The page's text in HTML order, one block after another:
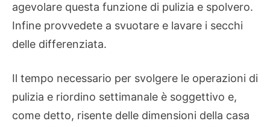
agevolare questa funzione di pulizia e spolvero.
Infine provvedete a svuotare e lavare i secchi
delle differenziata.
Il tempo necessario per svolgere le operazioni di
pulizia e riordino settimanale è soggettivo e,
come detto, risente delle dimensioni della casa